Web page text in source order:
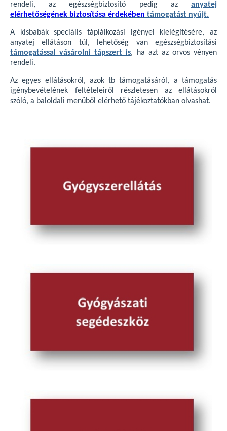
rendeli, az egészségbiztosító pedig az anyatej
elérhetőségének biztosítása érdekében támogatást nyújt.
A kisbabák speciális táplálkozási igényei kielégítésére, az
anyatej ellátáson túl, lehetőség van egészségbiztosítási
támogatással vásárolni tápszert is, ha azt az orvos vényen
rendeli.
Az egyes ellátásokról, azok tb támogatásáról, a támogatás
igénybevételének feltételeiről részletesen az ellátásokról
szóló, a baloldali menüből elérhető tájékoztatókban olvashat.